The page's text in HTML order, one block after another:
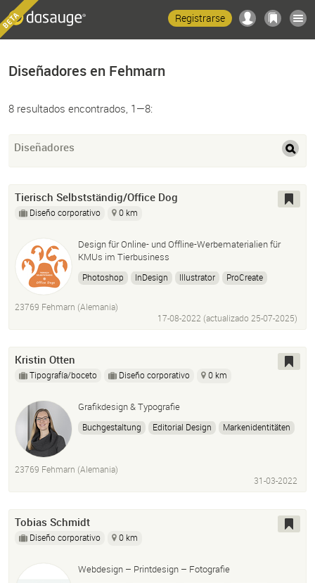
Registrarse
Diseñadores en Fehmarn
8 resultados encontrados, 1—8:
Diseñadores
Tierisch Selbstständig/Office Dog
Diseño corporativo 0 km
Design für Online- und Offline-Werbematerialien für
KMUs im Tierbusiness
Photoshop InDesign Illustrator
ProCreate
23769 Fehmarn (Alemania)
17-08-2022 (actualizado 25-07-2025)
Kristin Otten
Tipografía/boceto Diseño corporativo 0 km
Grafikdesign & Typografie
Buchgestaltung Editorial Design
Markenidentitäten
23769 Fehmarn (Alemania)
31-03-2022
Tobias Schmidt
Diseño corporativo 0 km
Webdesign – Printdesign – Fotografie